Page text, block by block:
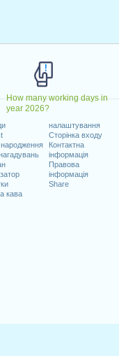
How many working days in
year 2026?
народження
кава
налаштування
Сторінка входу
Контактна
інформація
Правова
інформація
Share